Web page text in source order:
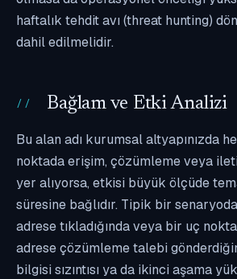
haftalık tehdit avı (threat hunting)
dahil edilmelidir.
Bağlam ve Etki Analizi
Bu alan adı kurumsal altyapınızda
noktada erişim, çözümleme veya
yer alıyorsa, etkisi büyük ölçüde
süresine bağlıdır. Tipik bir
adrese tıkladığında veya bir uç
adrese çözümleme talebi
bilgisi sızıntısı ya da ikinci aşama